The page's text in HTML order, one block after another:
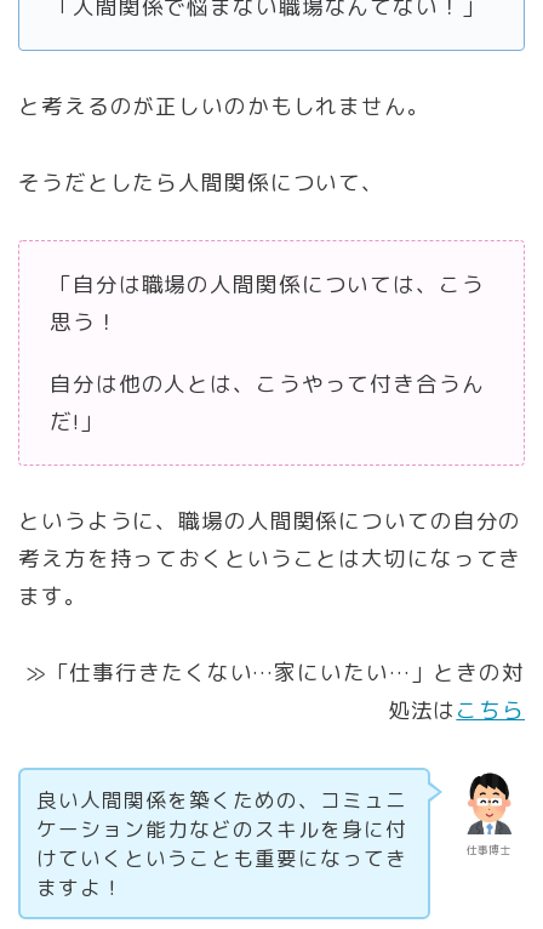
「人間関係で悩まない職場なんてない！」
と考えるのが正しいのかもしれません。
そうだとしたら人間関係について、
「自分は職場の人間関係については、こう
思う！
自分は他の人とは、こうやって付き合うん
だ!」
というように、職場の人間関係についての自分の
考え方を持っておくということは大切になってき
ます。
≫「仕事行きたくない…家にいたい…」ときの対
処法はこちら
仕事博士
良い人間関係を築くための、コミュニ
ケーション能力などのスキルを身に付
けていくということも重要になってき
ますよ！